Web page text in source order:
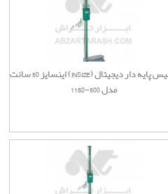
کولیس پایه دار دیجیتال (INSIZE) اینسایز 50 سانت
مدل 500-1150